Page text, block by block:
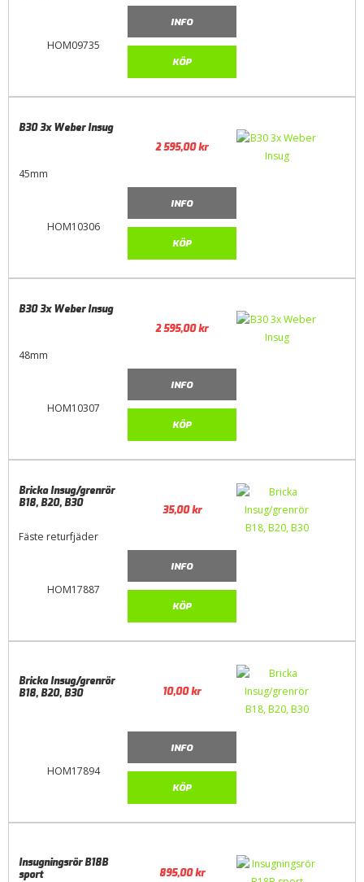
HOM09735
INFO
KÖP
HOM10306
B30 3x Weber Insug
45mm
2 595,00kr
INFO
KÖP
HOM10307
B30 3x Weber Insug
48mm
2 595,00kr
INFO
KÖP
HOM17887
Bricka Insug/grenrör
B18, B20, B30
Fäste returfjäder
35,00kr
INFO
KÖP
HOM17894
Bricka Insug/grenrör
B18, B20, B30
10,00kr
INFO
KÖP
Insugningsrör B18B
sport
895,00kr